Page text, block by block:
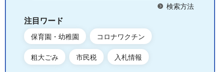
検索方法
注目ワード
保育園・幼稚園 コロナワクチン
粗大ごみ 市民税 入札情報